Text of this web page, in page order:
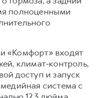
полноценными
«Комфорт» входят
климат-контроль,
доступ и запуск
система с